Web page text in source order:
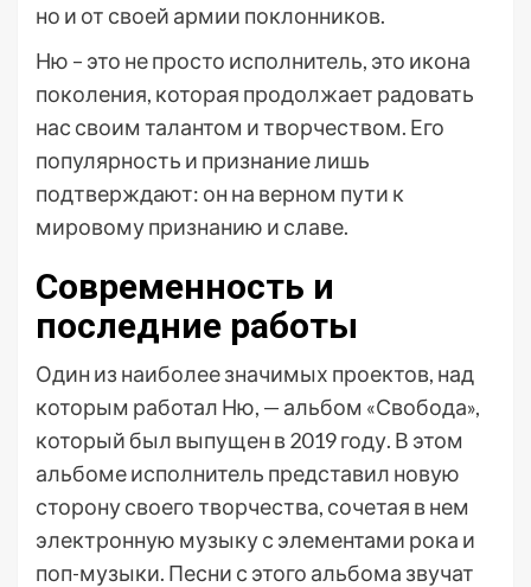
но и от своей армии поклонников.
Ню – это не просто исполнитель, это икона
поколения, которая продолжает радовать
нас своим талантом и творчеством. Его
популярность и признание лишь
подтверждают: он на верном пути к
мировому признанию и славе.
Современность и
последние работы
Один из наиболее значимых проектов, над
которым работал Ню, — альбом «Свобода»,
который был выпущен в 2019 году. В этом
альбоме исполнитель представил новую
сторону своего творчества, сочетая в нем
электронную музыку с элементами рока и
поп-музыки. Песни с этого альбома звучат